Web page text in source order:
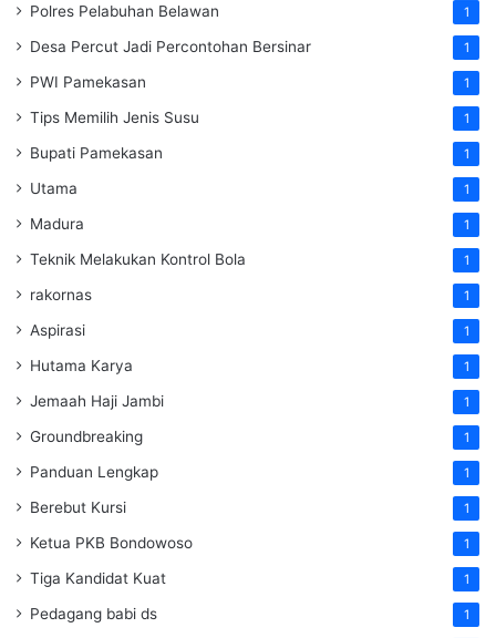
Polres Pelabuhan Belawan 1
Desa Percut Jadi Percontohan Bersinar 1
PWI Pamekasan 1
Tips Memilih Jenis Susu 1
Bupati Pamekasan 1
Utama 1
Madura 1
Teknik Melakukan Kontrol Bola 1
rakornas 1
Aspirasi 1
Hutama Karya 1
Jemaah Haji Jambi 1
Groundbreaking 1
Panduan Lengkap 1
Berebut Kursi 1
Ketua PKB Bondowoso 1
Tiga Kandidat Kuat 1
Pedagang babi ds 1